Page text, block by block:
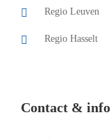
Regio Leuven
Regio Hasselt
Contact & info